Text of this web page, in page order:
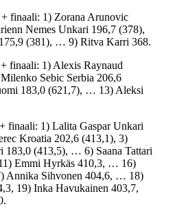
finaali: 1) Zorana Arunovic
Nemes Unkari 196,7 (378),
(381), … 9) Ritva Karri 368.
finaali: 1) Alexis Raynaud
Sebic Serbia 206,6
183,0 (621,7), … 13) Aleksi
finaali: 1) Lalita Gaspar Unkari
Kroatia 202,6 (413,1), 3)
183,0 (413,5), … 6) Saana Tattari
Emmi Hyrkäs 410,3, … 16)
Annika Sihvonen 404,6, … 18)
19) Inka Havukainen 403,7,